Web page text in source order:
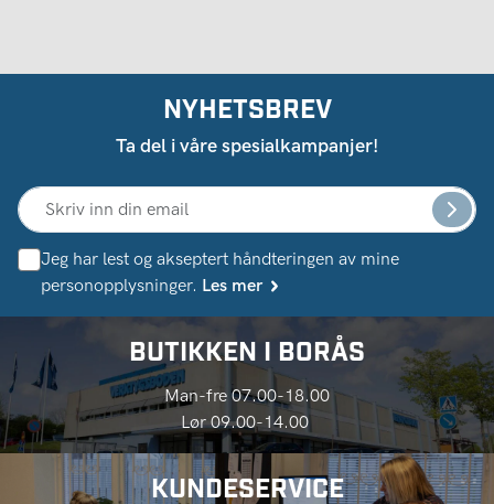
NYHETSBREV
Ta del i våre spesialkampanjer!
Jeg har lest og akseptert håndteringen av mine
personopplysninger. Les mer
BUTIKKEN I BORÅS
Man-fre 07.00-18.00
Lør 09.00-14.00
KUNDESERVICE